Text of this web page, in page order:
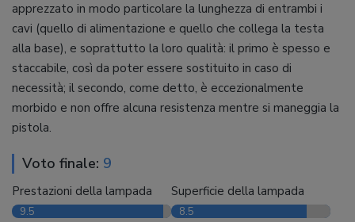
apprezzato in modo particolare la lunghezza di entrambi i
cavi (quello di alimentazione e quello che collega la testa
alla base), e soprattutto la loro qualità: il primo è spesso e
staccabile, così da poter essere sostituito in caso di
necessità; il secondo, come detto, è eccezionalmente
morbido e non offre alcuna resistenza mentre si maneggia la
pistola.
Voto finale: 9
Prestazioni della lampada
9.5
Superficie della lampada
8.5